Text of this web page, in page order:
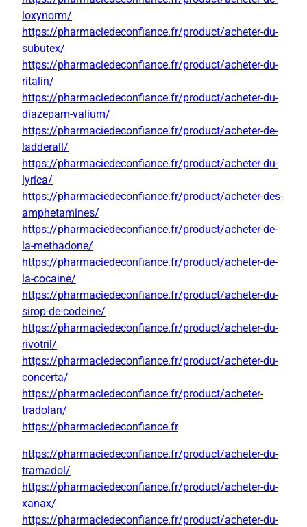
loxynorm/
https://pharmaciedeconfiance.fr/product/acheter-du-
subutex/
https://pharmaciedeconfiance.fr/product/acheter-du-
ritalin/
https://pharmaciedeconfiance.fr/product/acheter-du-
diazepam-valium/
https://pharmaciedeconfiance.fr/product/acheter-de-
ladderall/
https://pharmaciedeconfiance.fr/product/acheter-du-
lyrica/
https://pharmaciedeconfiance.fr/product/acheter-des-
amphetamines/
https://pharmaciedeconfiance.fr/product/acheter-de-
la-methadone/
https://pharmaciedeconfiance.fr/product/acheter-de-
la-cocaine/
https://pharmaciedeconfiance.fr/product/acheter-du-
sirop-de-codeine/
https://pharmaciedeconfiance.fr/product/acheter-du-
rivotril/
https://pharmaciedeconfiance.fr/product/acheter-du-
concerta/
https://pharmaciedeconfiance.fr/product/acheter-
tradolan/
https://pharmaciedeconfiance.fr
https://pharmaciedeconfiance.fr/product/acheter-du-
tramadol/
https://pharmaciedeconfiance.fr/product/acheter-du-
xanax/
https://pharmaciedeconfiance.fr/product/acheter-du-